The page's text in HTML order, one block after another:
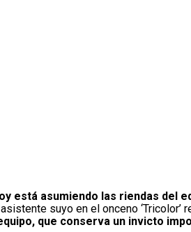
está asumiendo las riendas del
suyo en el onceno ‘Tricolor’
que conserva un invicto